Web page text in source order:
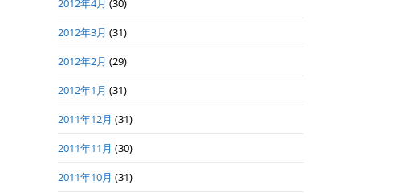
2012年4月 (30)
2012年3月 (31)
2012年2月 (29)
2012年1月 (31)
2011年12月 (31)
2011年11月 (30)
2011年10月 (31)